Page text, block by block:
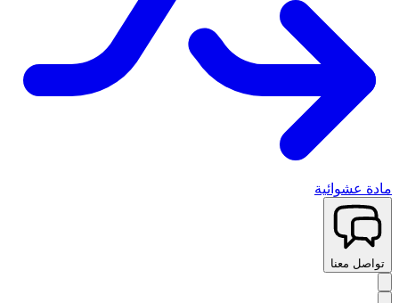
مادة عشوائية
تواصل معنا